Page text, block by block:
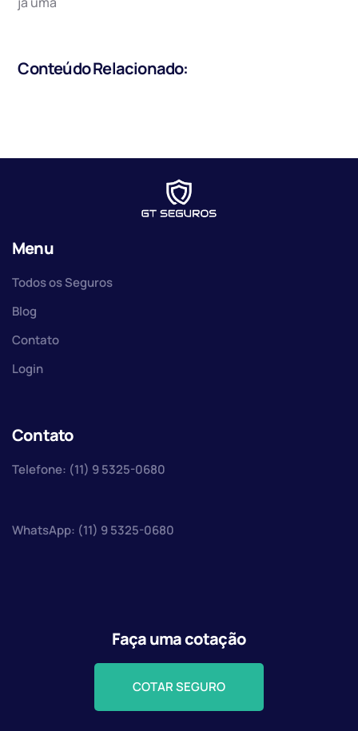
Conteúdo Relacionado:
Menu
Todos os Seguros
Blog
Contato
Login
Contato
Telefone: (11) 9 5325-0680
WhatsApp: (11) 9 5325-0680
Faça uma cotação
COTAR SEGURO